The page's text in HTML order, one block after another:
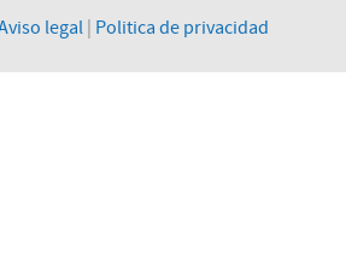
legal| Politica de privacidad